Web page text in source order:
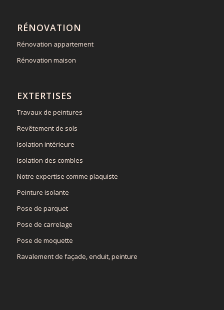
RÉNOVATION
Rénovation appartement
Rénovation maison
EXTERTISES
Travaux de peintures
Revêtement de sols
Isolation intérieure
Isolation des combles
Notre expertise comme plaquiste
Peinture isolante
Pose de parquet
Pose de carrelage
Pose de moquette
Ravalement de façade, enduit, peinture